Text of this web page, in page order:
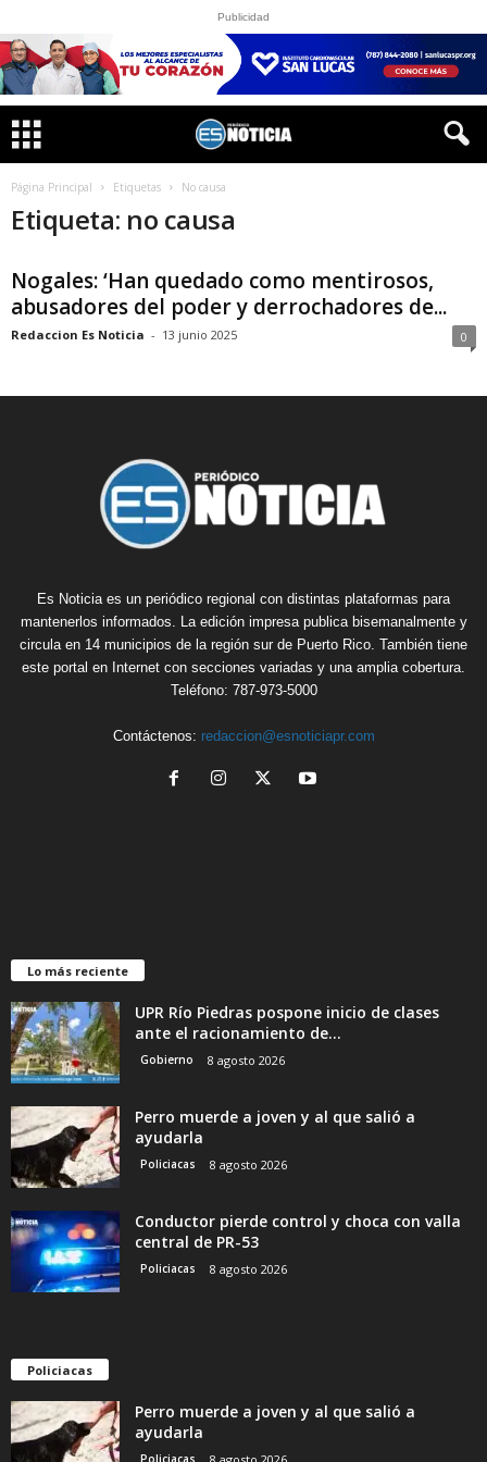
Publicidad
Página Principal Etiquetas No causa
Etiqueta: no causa
Nogales: ‘Han quedado como mentirosos,
abusadores del poder y derrochadores de...
Redaccion Es Noticia - 13 junio 2025 0
Es Noticia es un periódico regional con distintas plataformas para
mantenerlos informados. La edición impresa publica bisemanalmente y
circula en 14 municipios de la región sur de Puerto Rico. También tiene
este portal en Internet con secciones variadas y una amplia cobertura.
Teléfono: 787-973-5000
Contáctenos: redaccion@esnoticiapr.com
Lo más reciente
UPR Río Piedras pospone inicio de clases
ante el racionamiento de...
Gobierno 8 agosto 2026
Perro muerde a joven y al que salió a
ayudarla
Policiacas 8 agosto 2026
Conductor pierde control y choca con valla
central de PR-53
Policiacas 8 agosto 2026
Policiacas
Perro muerde a joven y al que salió a
ayudarla
Policiacas